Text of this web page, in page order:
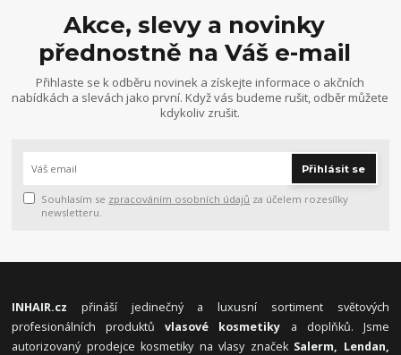
Akce, slevy a novinky
přednostně na Váš e-mail
Přihlaste se k odběru novinek a získejte informace o akčních
nabídkách a slevách jako první. Když vás budeme rušit, odběr můžete
kdykoliv zrušit.
Přihlásit se
Souhlasím se zpracováním osobních údajů za účelem rozesílky
newsletteru.
INHAIR.cz přináší jedinečný a luxusní sortiment světových
profesionálních produktůvlasové kosmetiky a doplňků. Jsme
autorizovaný prodejce kosmetiky na vlasy značek Salerm, Lendan,